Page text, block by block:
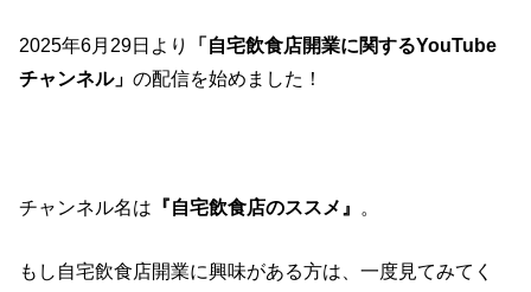
2025年6月29日より
「自宅飲食店開業に関するYouTube
チャンネル」の配信を始めました！
チャンネル名は 『自宅飲食店のススメ』 。
もし自宅飲食店開業に興味がある方は、一度見てみてく